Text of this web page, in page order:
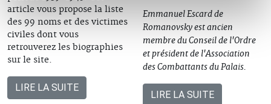
article vous propose la liste
des 99 noms et des victimes
civiles dont vous
retrouverez les biographies
sur le site.
LIRE LA SUITE
Emmanuel Escard de
Romanovsky est ancien
membre du Conseil de l'Ordre
et président de l'Association
des Combattants du Palais.
LIRE LA SUITE